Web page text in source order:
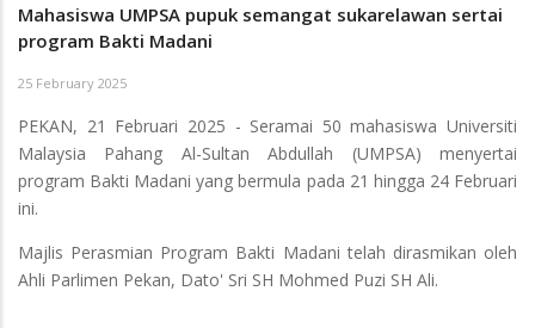
Mahasiswa UMPSA pupuk semangat sukarelawan sertai
program Bakti Madani
25 February 2025
PEKAN, 21 Februari 2025 - Seramai 50 mahasiswa Universiti
Malaysia Pahang Al-Sultan Abdullah (UMPSA) menyertai
program Bakti Madani yang bermula pada 21 hingga 24 Februari
ini.
Majlis Perasmian Program Bakti Madani telah dirasmikan oleh
Ahli Parlimen Pekan, Dato' Sri SH Mohmed Puzi SH Ali.